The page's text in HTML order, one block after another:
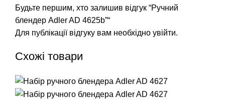
Будьте першим, хто залишив відгук “Ручний
блендер Adler AD 4625b”“
Для публікації відгуку вам необхідно увійти.
Схожі товари